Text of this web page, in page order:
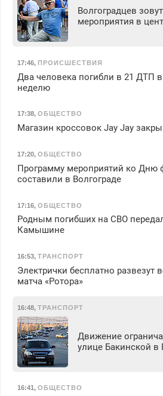
Волгоградцев
мероприятия в
17:46, ПРОИСШЕСТВИЯ
Два человека погибли в 21 ДТП в
неделю
17:38, ОБЩЕСТВО
Магазин кроссовок Jay Jay
17:20, ОБЩЕСТВО
Программу мероприятий ко Дню
составили в Волгограде
17:16, ОБЩЕСТВО
Родным погибших на СВО
Камышине
16:53, ТРАНСПОРТ
Электрички бесплатно развезут
матча «Ротора»
16:48, ТРАНСПОРТ
Движение
улице Бакинской в
16:41 , ОБЩЕСТВО